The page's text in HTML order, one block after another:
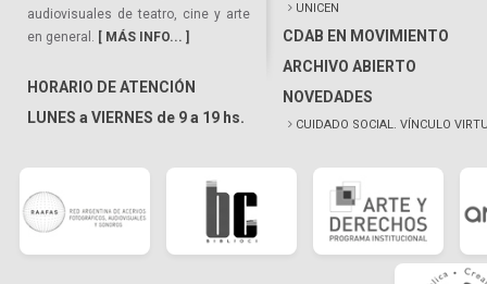
audiovisuales de teatro, cine y arte
en general. [ MÁS INFO... ]
HORARIO DE ATENCIÓN
LUNES a VIERNES de 9 a 19 hs.
UNICEN
CDAB EN MOVIMIENTO
ARCHIVO ABIERTO
NOVEDADES
CUIDADO SOCIAL. VÍNCULO